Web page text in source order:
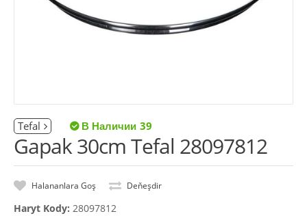
Tefal 39
Gapak 30cm Tefal 28097812
Halananlara Goş Deňeşdir
Haryt Kody: 28097812